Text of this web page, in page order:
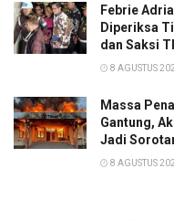
Febrie
Diperiksa
dan Saksi
8 AGUSTUS
Massa
Gantung,
Jadi
8 AGUSTUS